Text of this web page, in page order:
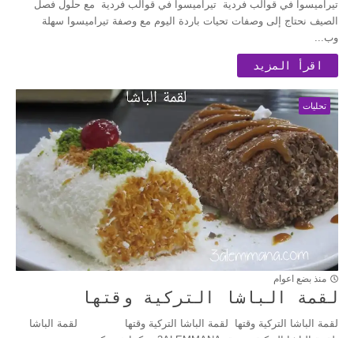
تيراميسوا في قوالب فردية تيراميسوا في قوالب فردية مع حلول فصل
الصيف نحتاج إلى وصفات تحيات باردة اليوم مع وصفة تيراميسوا سهلة
وب...
اقرأ المزيد
تحليات
منذ بضع اعوام
لقمة الباشا التركية وقتها
لقمة الباشا التركية وقتها لقمة الباشا التركية وقتها لقمة الباشا